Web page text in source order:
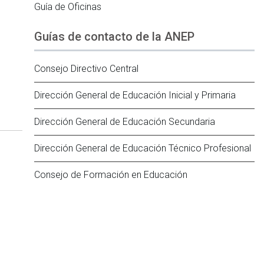
Guía de Oficinas
Guías de contacto de la ANEP
Consejo Directivo Central
Dirección General de Educación Inicial y Primaria
Dirección General de Educación Secundaria
Dirección General de Educación Técnico Profesional
Consejo de Formación en Educación